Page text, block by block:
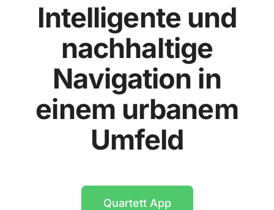
Intelligente und
nachhaltige
Navigation in
einem urbanem
Umfeld
Quartett App